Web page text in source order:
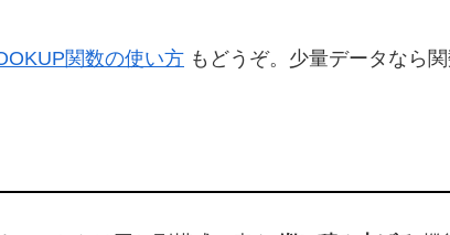
関数の使い方 もどうぞ。少量データなら